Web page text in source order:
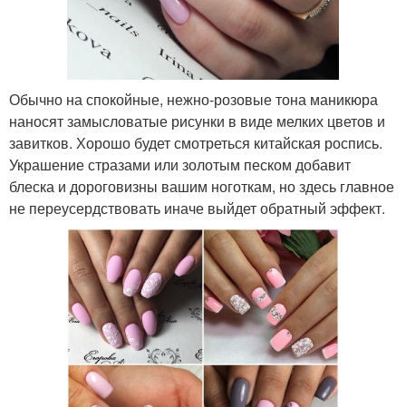
Обычно на спокойные, нежно-розовые тона маникюра
наносят замысловатые рисунки в виде мелких цветов и
завитков. Хорошо будет смотреться китайская роспись.
Украшение стразами или золотым песком добавит
блеска и дороговизны вашим ноготкам, но здесь главное
не переусердствовать иначе выйдет обратный эффект.